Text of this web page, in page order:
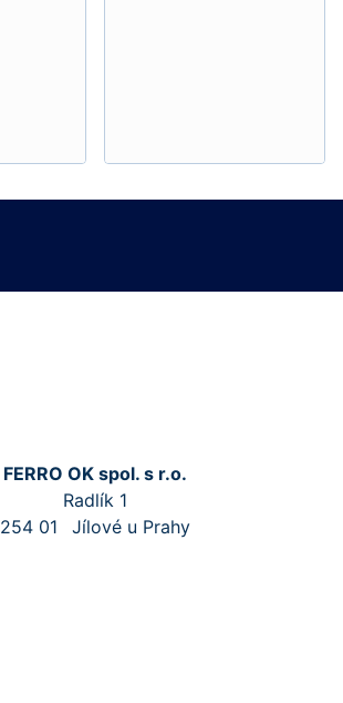
FERRO OK spol. s r.o.
Radlík 1
254 01
Jílové u Prahy